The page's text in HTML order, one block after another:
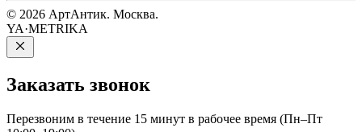
© 2026 АртАнтик. Москва.
YA·METRIKA
Заказать звонок
Перезвоним в течение 15 минут в рабочее время (Пн–Пт